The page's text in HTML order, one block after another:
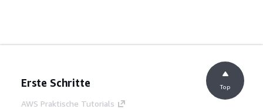
Erste Schritte
AWS Praktische Tutorials
Top